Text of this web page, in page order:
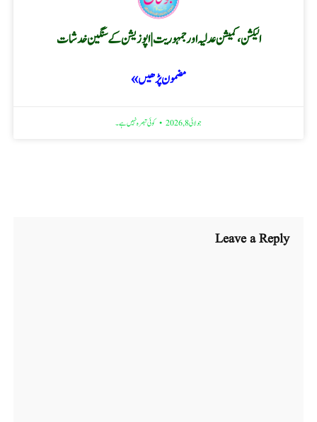
الیکشن، کمیشن عدلیہ اور جمہوریت | اپوزیشن کے سنگین خدشات
مضمون پڑھیں »
جولائی 8, 2026 کوئی تبصرہ نہیں ہے۔
Leave a Reply